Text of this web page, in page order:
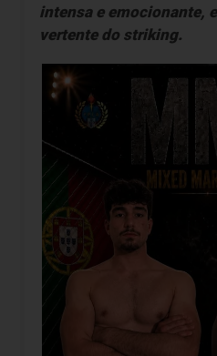
intensa e emocionante,
vertente do striking.